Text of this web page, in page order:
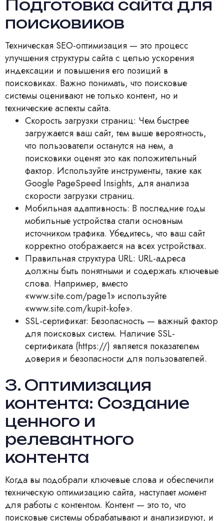
Подготовка сайта для
поисковиков
Техническая SEO-оптимизация — это процесс
улучшения структуры сайта с целью ускорения
индексации и повышения его позиций в
поисковиках. Важно понимать, что поисковые
системы оценивают не только контент, но и
технические аспекты сайта.
Скорость загрузки страниц: Чем быстрее
загружается ваш сайт, тем выше вероятность,
что пользователи останутся на нем, а
поисковики оценят это как положительный
фактор. Используйте инструменты, такие как
Google PageSpeed Insights, для анализа
скорости загрузки страниц.
Мобильная адаптивность: В последние годы
мобильные устройства стали основным
источником трафика. Убедитесь, что ваш сайт
корректно отображается на всех устройствах.
Правильная структура URL: URL-адреса
должны быть понятными и содержать ключевые
слова. Например, вместо
«www.site.com/page1» используйте
«www.site.com/kupit-kofe».
SSL-сертификат: Безопасность — важный фактор
для поисковых систем. Наличие SSL-
сертификата (https://) является показателем
доверия и безопасности для пользователей.
3. Оптимизация
контента: Создание
ценного и
релевантного
контента
Когда вы подобрали ключевые слова и обеспечили
техническую оптимизацию сайта, наступает момент
для работы с контентом. Контент — это то, что
поисковые системы обрабатывают и анализируют, и